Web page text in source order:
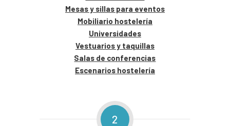
Mesas y sillas para eventos
Mobiliario hostelería
Universidades
Vestuarios y taquillas
Salas de conferencias
Escenarios hostelería
2